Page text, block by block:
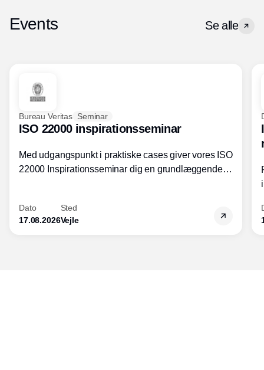
Events Se alle
Bureau Veritas Seminar
ISO 22000 inspirationsseminar
Med udgangspunkt i praktiske cases giver vores ISO
22000 Inspirationsseminar dig en grundlæggende
fødevarestandardens integration med andre
standarder.
Dato
17.08.2026
Sted
Vejle